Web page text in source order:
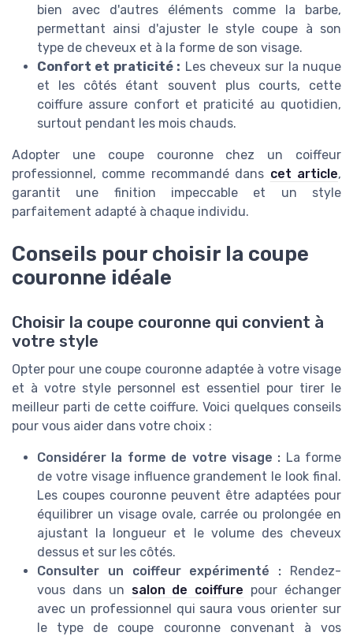
bien avec d'autres éléments comme la barbe,
permettant ainsi d'ajuster le style coupe à son
type de cheveux et à la forme de son visage.
Confort et praticité : Les cheveux sur la nuque
et les côtés étant souvent plus courts, cette
coiffure assure confort et praticité au quotidien,
surtout pendant les mois chauds.
Adopter une coupe couronne chez un coiffeur
professionnel, comme recommandé dans cet article,
garantit une finition impeccable et un style
parfaitement adapté à chaque individu.
Conseils pour choisir la coupe
couronne idéale
Choisir la coupe couronne qui convient à
votre style
Opter pour une coupe couronne adaptée à votre visage
et à votre style personnel est essentiel pour tirer le
meilleur parti de cette coiffure. Voici quelques conseils
pour vous aider dans votre choix :
Considérer la forme de votre visage : La forme
de votre visage influence grandement le look final.
Les coupes couronne peuvent être adaptées pour
équilibrer un visage ovale, carrée ou prolongée en
ajustant la longueur et le volume des cheveux
dessus et sur les côtés.
Consulter un coiffeur expérimenté : Rendez-
vous dans un salon de coiffure pour échanger
avec un professionnel qui saura vous orienter sur
le type de coupe couronne convenant à vos